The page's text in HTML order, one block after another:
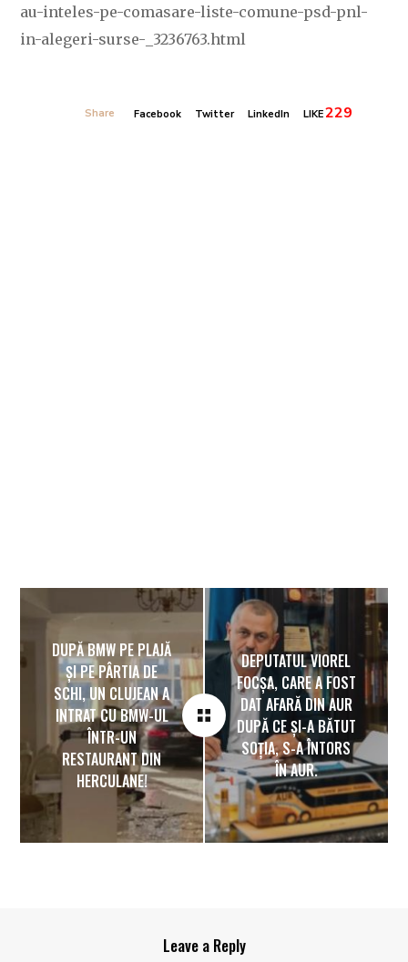
au-inteles-pe-comasare-liste-comune-psd-pnl-
in-alegeri-surse-_3236763.html
Share Facebook Twitter LinkedIn LIKE229
DUPĂ BMW PE PLAJĂ
ȘI PE PÂRTIA DE
SCHI, UN CLUJEAN A
INTRAT CU BMW-UL
ÎNTR-UN
RESTAURANT DIN
HERCULANE!
DEPUTATUL VIOREL
FOCȘA, CARE A FOST
DAT AFARĂ DIN AUR
DUPĂ CE ȘI-A BĂTUT
SOȚIA, S-A ÎNTORS
ÎN AUR.
Leave a Reply